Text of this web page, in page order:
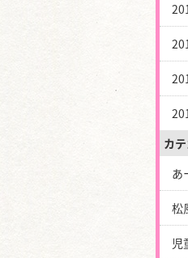
カ
あ
松
児